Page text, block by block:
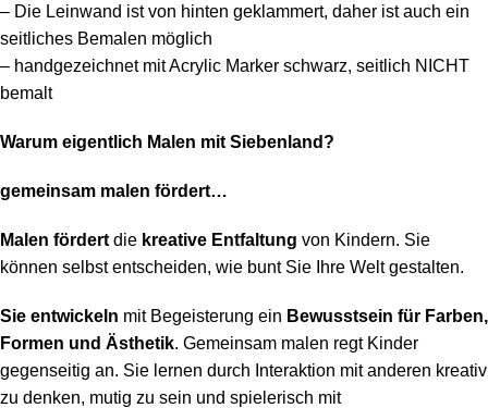
– Die Leinwand ist von hinten geklammert, daher ist auch ein
seitliches Bemalen möglich
– handgezeichnet mit Acrylic Marker schwarz, seitlich NICHT
bemalt
Warum eigentlich Malen mit Siebenland?
gemeinsam malen fördert…
Malen fördert die kreative Entfaltung von Kindern. Sie
können selbst entscheiden, wie bunt Sie Ihre Welt gestalten.
Sie entwickeln mit Begeisterung ein Bewusstsein für Farben,
Formen und Ästhetik. Gemeinsam malen regt Kinder
gegenseitig an. Sie lernen durch Interaktion mit anderen kreativ
zu denken, mutig zu sein und spielerisch mit